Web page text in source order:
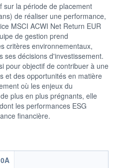
19/01 08/04
120
130
sur la période de placement
de réaliser une performance,
MSCI ACWI Net Return EUR
de gestion prend
critères environnementaux,
ses décisions d'investissement.
pour objectif de contribuer à une
et des opportunités en matière
où les enjeux du
plus en plus prégnants, elle
les performances ESG
financière.